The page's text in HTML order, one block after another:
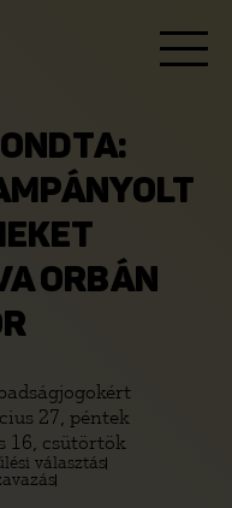
ORBÁN
27, péntek
16, csütörtök
választás